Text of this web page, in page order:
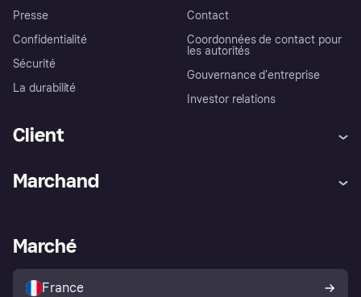
Presse
Confidentialité
Sécurité
La durabilité
Contact
Coordonnées de contact pour
les autorités
Gouvernance d’entreprise
Investor relations
Client
Explorez les magasins
Politique de protection de
l’acheteur Klarna
Marchand
Portail Marchand
Marché
France